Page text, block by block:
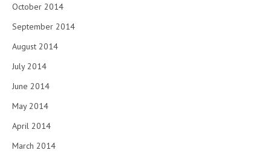
October 2014
September 2014
August 2014
July 2014
June 2014
May 2014
April 2014
March 2014